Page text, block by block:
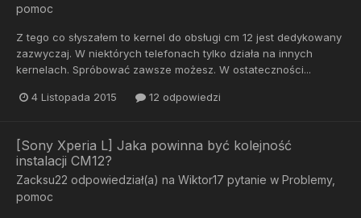
pomoc
Z tego co słyszałem to kernel do obsługi cm 12 jest dedykowany
zazwyczaj. W niektórych telefonach tylko działa na innych
kernelach. Spróbować zawsze możesz. W ostateczności...
4 Listopada 2015 12 odpowiedzi
[Sony Xperia L] Jaka powinna być kolejność
instalacji CM12?
Zacksu22 odpowiedział(a) na Wiktor17 pytanie w Problemy,
pomoc